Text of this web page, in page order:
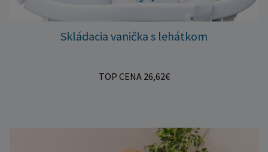
Skládacia vanička s lehátkom
TOP CENA 26,62€